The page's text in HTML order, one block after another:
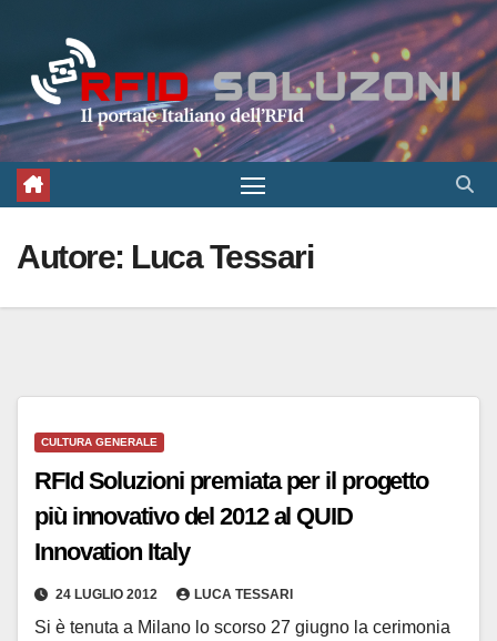
contenuto
Autore: Luca Tessari
CULTURA GENERALE
RFId Soluzioni premiata per il progetto
più innovativo del 2012 al QUID
Innovation Italy
24 LUGLIO 2012 LUCA TESSARI
Si è tenuta a Milano lo scorso 27 giugno la cerimonia